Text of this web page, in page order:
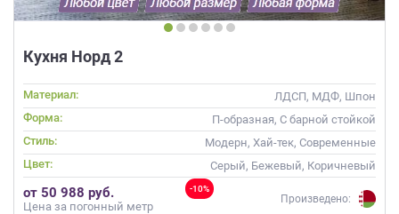
Кухня Норд 2
Материал:
ЛДСП, МДФ, Шпон
Форма:
П-образная, С барной стойкой
Стиль:
Модерн, Хай-тек, Современные
Цвет:
Серый, Бежевый, Коричневый
-10%
от 50 988 руб.
Цена за погонный метр
Произведено: